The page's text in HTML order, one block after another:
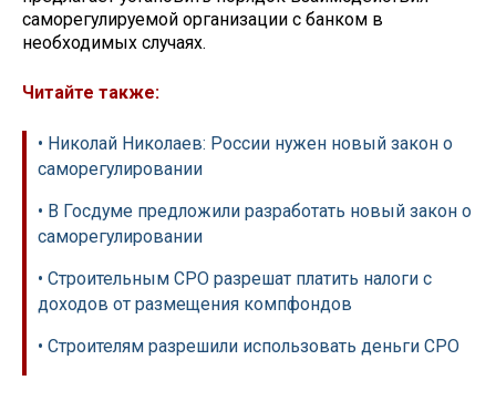
саморегулируемой организации с банком в
необходимых случаях.
Читайте также:
• Николай Николаев: России нужен новый закон о
саморегулировании
• В Госдуме предложили разработать новый закон о
саморегулировании
• Строительным СРО разрешат платить налоги с
доходов от размещения компфондов
• Строителям разрешили использовать деньги СРО